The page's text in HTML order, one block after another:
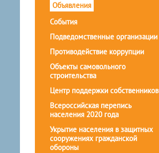
Объявления
События
Подведомственные организации
Противодействие коррупции
Объекты самовольного
строительства
Центр поддержки собственников
Всероссийская перепись
населения 2020 года
Укрытие населения в защитных
сооружениях гражданской
обороны